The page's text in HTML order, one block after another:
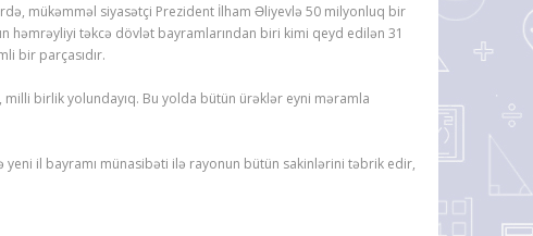
mükəmməl siyasətçi Prezident İlham Əliyevlə 50 milyonluq bir
həmrəyliyi təkcə dövlət bayramlarından biri kimi qeyd edilən 31
bir parçasıdır.
birlik yolundayıq. Bu yolda bütün ürəklər eyni məramla
il bayramı münasibəti ilə rayonun bütün sakinlərini təbrik edir,